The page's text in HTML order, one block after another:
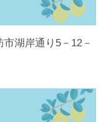
湖岸通り5－12－